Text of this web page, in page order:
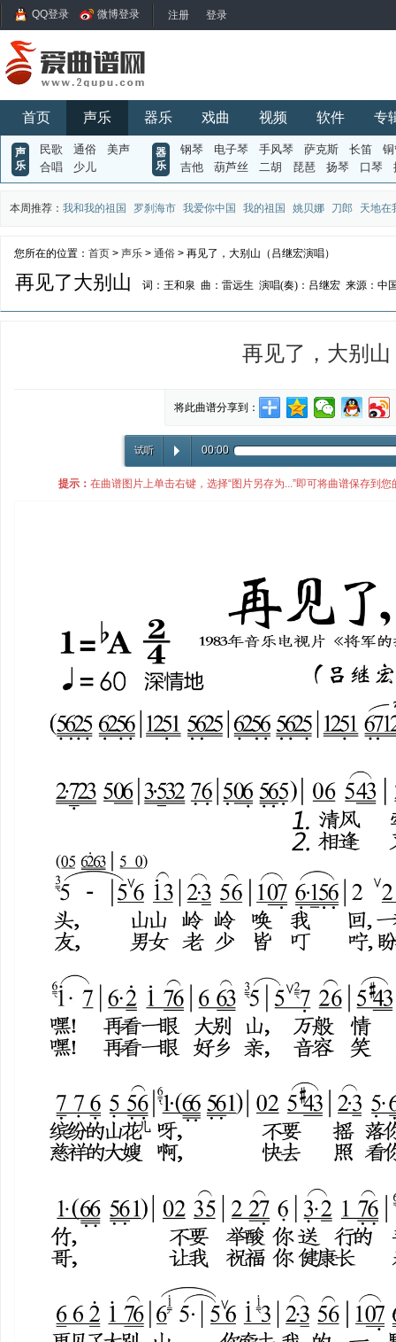
QQ登录 微博登录
首页 声乐 器乐 戏曲 视频 软件 专
声
乐
民歌 通俗
美声
合唱
少儿
器
乐
钢琴 电子琴 手风琴 萨克斯 长笛
吉他
葫芦丝 二胡 琵琶 扬琴 口琴
本周推荐： 我和我的祖国 罗刹海市 我爱你中国 我的祖国 姚贝娜 刀郎 天地在
您所在的位置： 首页 > 声乐 > 通俗 > 再见了，大别山（吕继宏演唱）
再见了大别山 词：王和泉 曲：雷远生 演唱(奏)：吕继宏 来源：中
再见了，大别
将此曲谱分享到：
试听 00:00
提示： 在曲谱图片上单击右键，选择“图片另存为...”即可将曲谱保存到